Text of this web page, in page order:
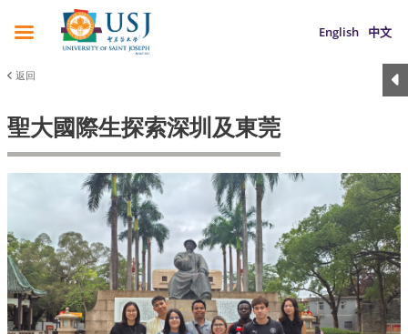
English 中文
返回
聖大國際生探索深圳及東莞